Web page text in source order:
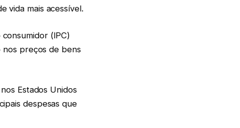
vida mais acessível.
(IPC)
nos preços de bens
Estados Unidos
despesas que